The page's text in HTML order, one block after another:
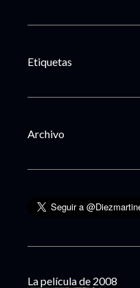
Etiquetas
Archivo
La película de 2008